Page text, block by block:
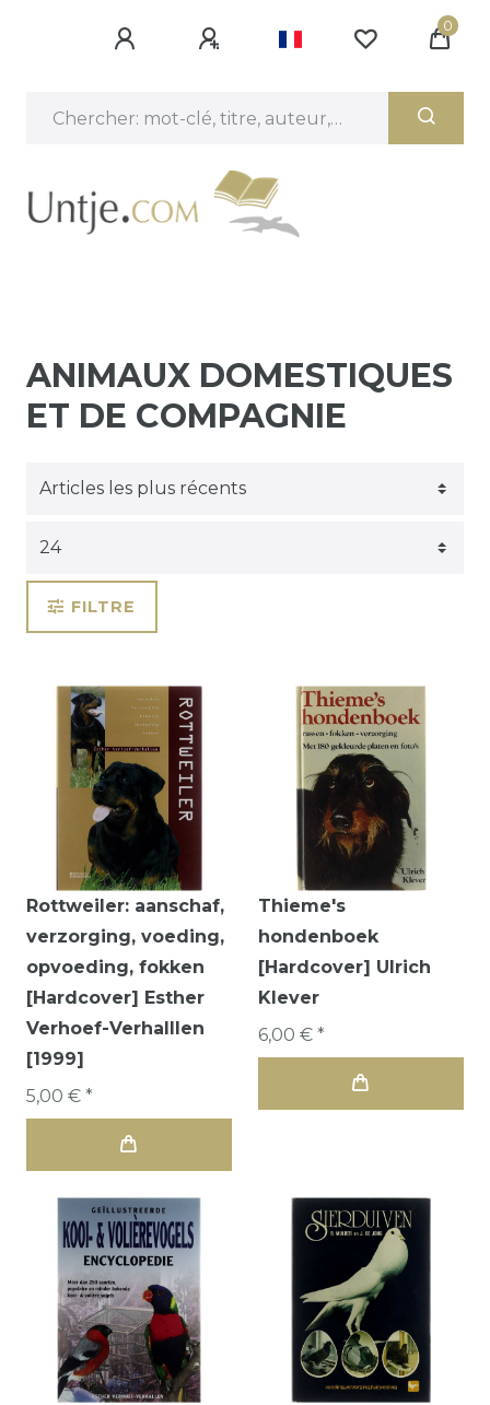
0
ANIMAUX DOMESTIQUES
ET DE COMPAGNIE
FILTRE
Rottweiler: aanschaf,
verzorging, voeding,
opvoeding, fokken
[Hardcover] Esther
Verhoef-Verhalllen
[1999]
5,00 € *
Thieme's
hondenboek
[Hardcover] Ulrich
Klever
6,00 € *